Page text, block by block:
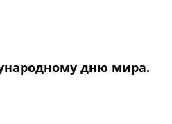
дню мира.